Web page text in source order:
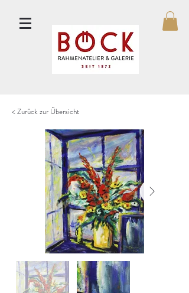
< Zurück zur Übersicht